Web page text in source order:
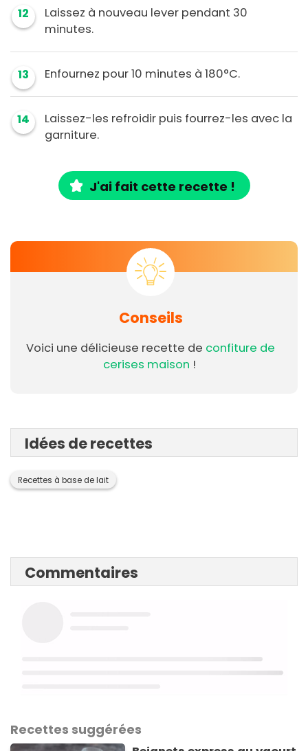
12
Laissez à nouveau lever pendant 30
minutes.
13 Enfournez pour 10 minutes à 180°C.
14
Laissez-les refroidir puis fourrez-les avec la
garniture.
J'ai fait cette recette !
Conseils
Voici une délicieuse recette de confiture de
cerises maison !
Idées de recettes
Recettes à base de lait
Commentaires
Recettes suggérées